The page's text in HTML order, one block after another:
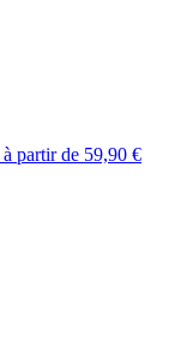
à partir de 59,90 €